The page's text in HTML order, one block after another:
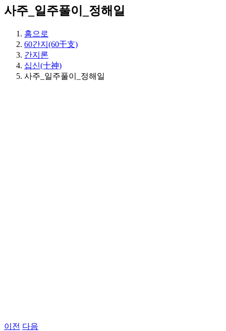
사주_일주풀이_정해일
홈으로
60간지(60干支)
간지론
십신(十神)
사주_일주풀이_정해일
이전 다음